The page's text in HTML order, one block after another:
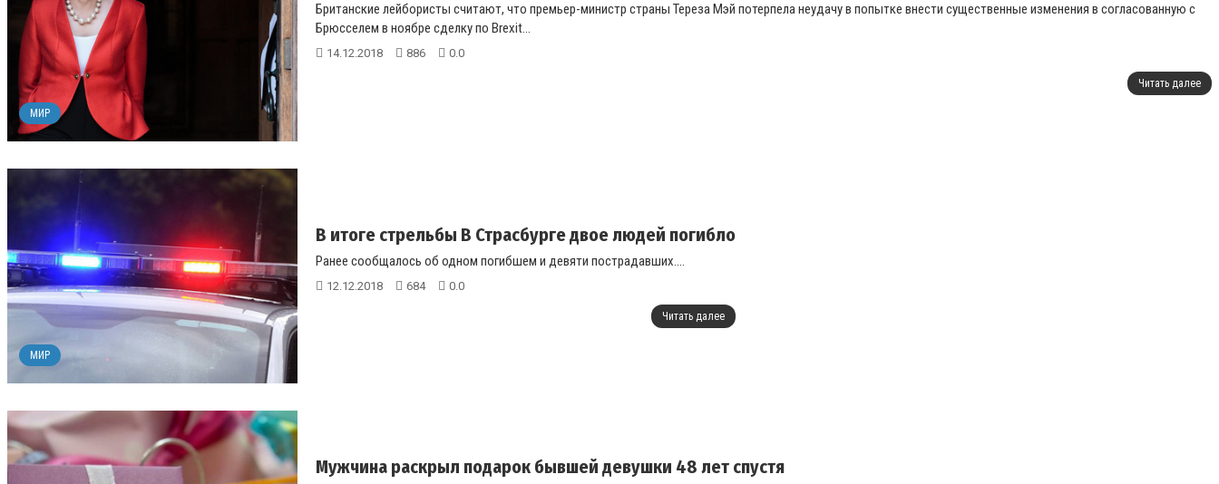
МИР
Британские лейбористы считают, что премьер-министр страны Тереза Мэй потерпела неудачу в попытке внести существенные изменения в согласованную с
Брюсселем в ноябре сделку по Brexit...
14.12.2018 886 0.0
Читать далее
МИР
В итоге стрельбы В Страсбурге двое людей погибло
Ранее сообщалось об одном погибшем и девяти пострадавших....
12.12.2018 684 0.0
Читать далее
Мужчина раскрыл подарок бывшей девушки 48 лет спустя